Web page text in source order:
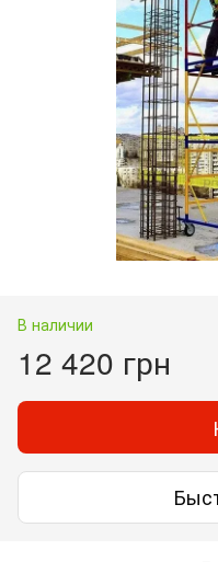
В наличии
12 420 грн